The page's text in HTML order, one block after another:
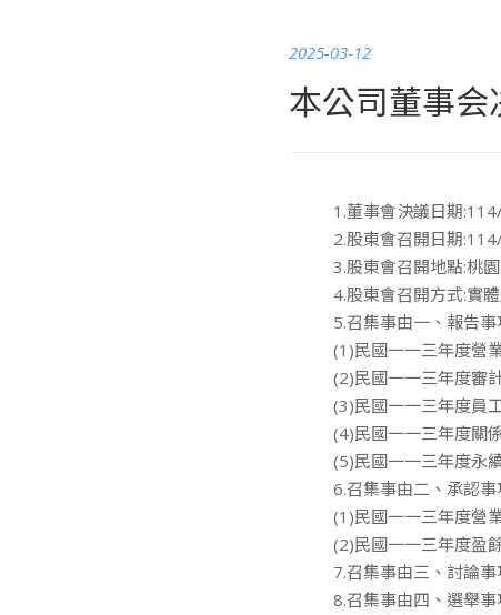
2025-03-12
本公司董事
1.董事會決議日期
2.股東會召開日期
3.股東會召開地點:桃
4.股東會召開方式:實
5.召集事由一、報告事
(1)民國一一三年度營
(2)民國一一三年度審
(3)民國一一三年度員
(4)民國一一三年度關
(5)民國一一三年度永
6.召集事由二、承認事
(1)民國一一三年度營
(2)民國一一三年度盈
7.召集事由三、討論
8.召集事由四、選舉事